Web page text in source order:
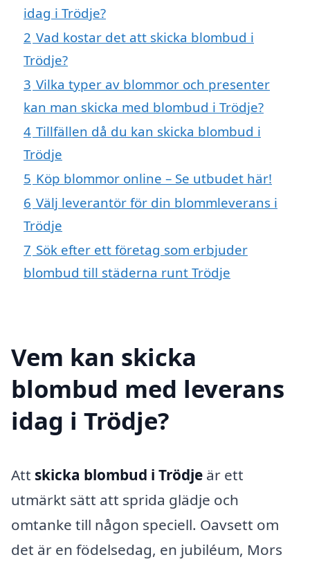
idag i Trödje?
2 Vad kostar det att skicka blombud i
Trödje?
3 Vilka typer av blommor och presenter
kan man skicka med blombud i Trödje?
4 Tillfällen då du kan skicka blombud i
Trödje
5 Köp blommor online – Se utbudet här!
6 Välj leverantör för din blommleverans i
Trödje
7 Sök efter ett företag som erbjuder
blombud till städerna runt Trödje
Vem kan skicka
blombud med leverans
idag i Trödje?
Att skicka blombud i Trödje är ett
utmärkt sätt att sprida glädje och
omtanke till någon speciell. Oavsett om
det är en födelsedag, en jubiléum, Mors